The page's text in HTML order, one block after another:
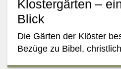
Klostergärten –
Blick
Die Gärten der Klöster
Bezüge zu Bibel,